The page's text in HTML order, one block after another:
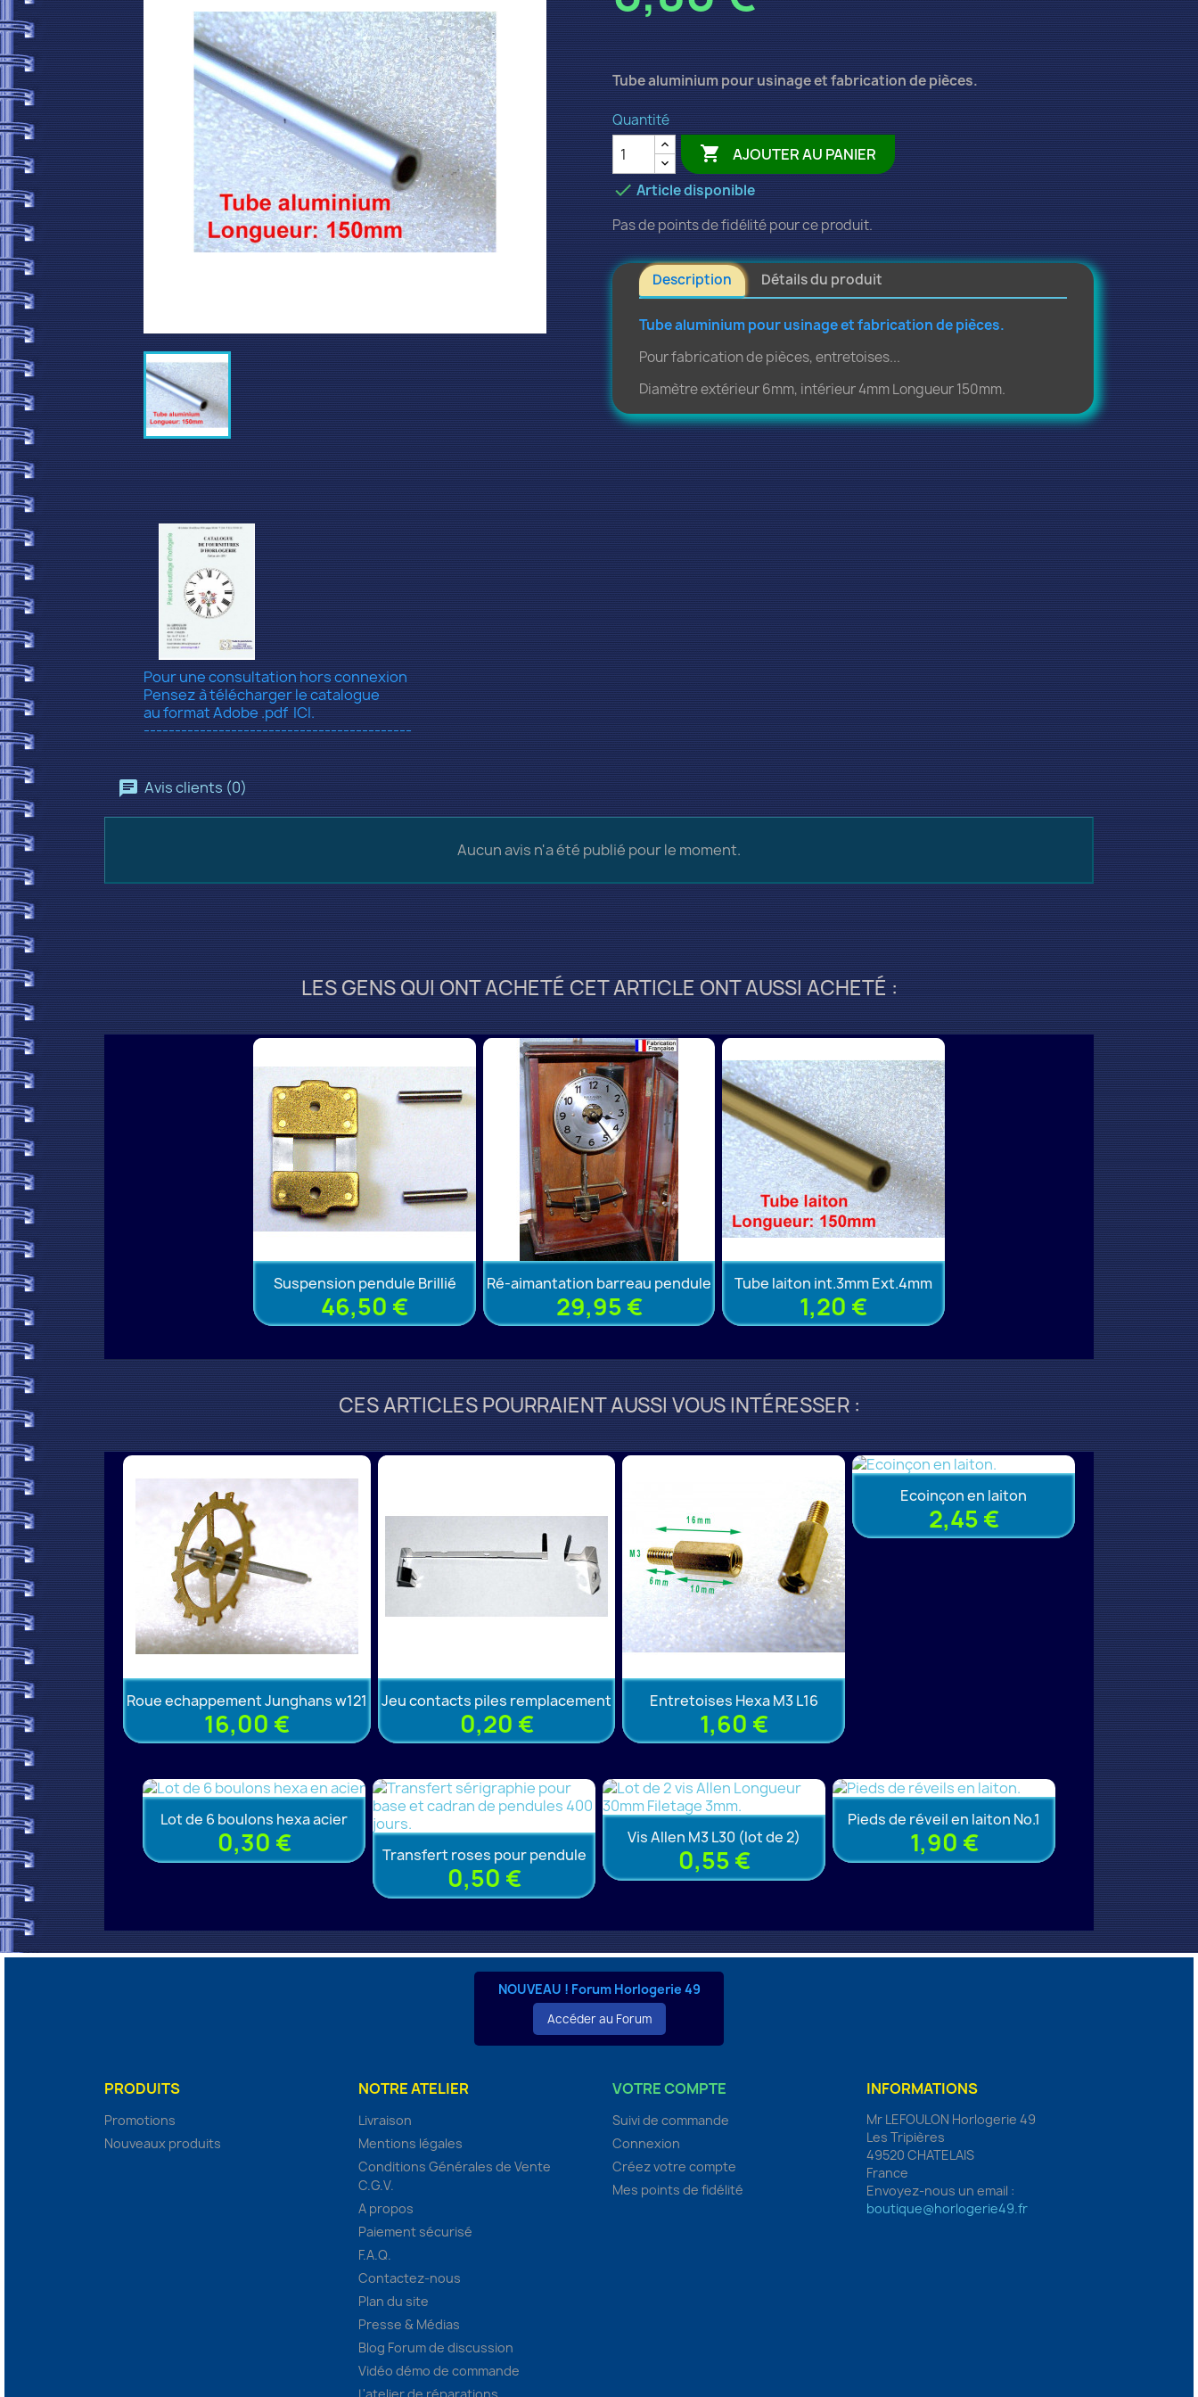
Pour une consultation hors connexion
Pensez à télécharger le catalogue
au format Adobe .pdfICI.
-------------------------------------------
Tube aluminium pour usinage et fabrication de pièces.
Quantité
 AJOUTER AU PANIER
Article disponible
Pas de points de fidélité pour ce produit.
Description Détails du produit
Tube aluminium pour usinage et fabrication de pièces.
Pour fabrication de pièces, entretoises...
Diamètre extérieur 6mm, intérieur 4mm Longueur 150mm.
Avis clients (0)
Aucun avis n'a été publié pour le moment.
LES GENS QUI ONT ACHETÉ CET ARTICLE ONT AUSSI ACHETÉ :
Suspension pendule Brillié
46,50 €
Ré-aimantation barreau pendule
29,95 €
Tube laiton int.3mm Ext.4mm
1,20 €
CES ARTICLES POURRAIENT AUSSI VOUS INTÉRESSER :
Roue echappement Junghans w121
16,00 €
Jeu contacts piles remplacement
0,20 €
Entretoises Hexa M3 L16
1,60 €
Ecoinçon en laiton
2,45 €
Lot de 6 boulons hexa acier
0,30 € Transfert roses pour pendule
0,50 €
Vis Allen M3 L30 (lot de 2)
0,55 €
Pieds de réveil en laiton No.1
1,90 €
NOUVEAU ! Forum Horlogerie 49
Accéder au Forum
PRODUITS
Promotions
Nouveaux produits
NOTRE ATELIER
Livraison
Mentions légales
Conditions Générales de Vente
C.G.V.
A propos
Paiement sécurisé
F.A.Q.
Contactez-nous
Plan du site
Presse & Médias
Blog Forum de discussion
Vidéo démo de commande
L'atelier de réparations
VOTRE COMPTE
Suivi de commande
Connexion
Créez votre compte
Mes points de fidélité
INFORMATIONS
Mr LEFOULON Horlogerie 49
Les Tripières
49520 CHATELAIS
France
Envoyez-nous un email :
boutique@horlogerie49.fr